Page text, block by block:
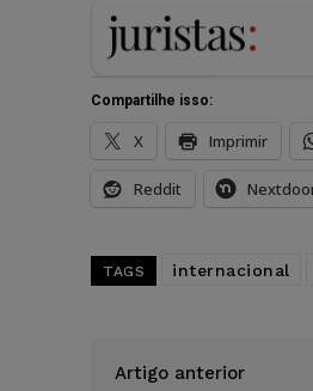
Compartilhe isso:
X Imprimir
Reddit
TAGS internacional
Artigo anterior